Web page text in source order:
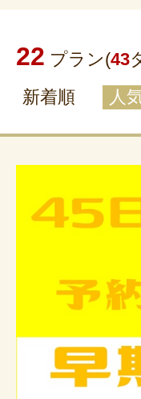
22 プラン(43
新着順
人